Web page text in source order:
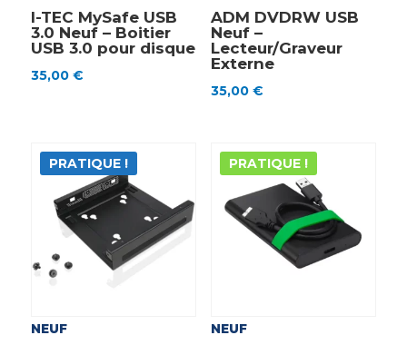
I-TEC MySafe USB
3.0 Neuf – Boitier
USB 3.0 pour disque
35,00 €
ADM DVDRW USB
Neuf –
Lecteur/Graveur
Externe
35,00 €
PRATIQUE !
NEUF
PRATIQUE !
NEUF